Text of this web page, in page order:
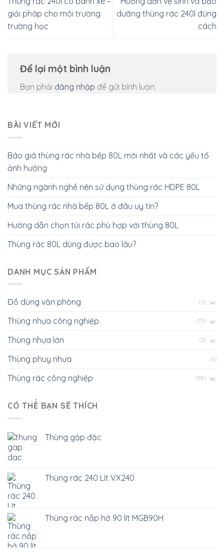
giải pháp cho môi trường
trường học
dưỡng thùng rác 240l đúng
cách
Để lại một bình luận
Bạn phải đăng nhập để gửi bình luận.
BÀI VIẾT MỚI
Báo giá thùng rác nhà bếp 80L mới nhất và các yếu tố
ảnh hưởng
Những ngành nghề nên sử dụng thùng rác HDPE 80L
Mua thùng rác nhà bếp 80L ở đâu uy tín?
Hướng dẫn chọn túi rác phù hợp với thùng 80L
Thùng rác 80L dùng được bao lâu?
DANH MỤC SẢN PHẨM
Đồ dùng văn phòng (4)
Thùng nhựa công nghiệp (15)
Thùng nhựa lớn (3)
Thùng phuy nhựa (6)
Thùng rác công nghiệp (88)
CÓ THỂ BẠN SẼ THÍCH
Thùng gập đặc
Thùng rác 240 Lít VX240
Thùng rác nắp hở 90 lít MGB90H